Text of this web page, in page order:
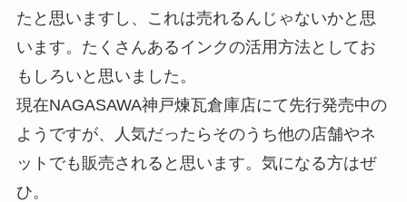
たと思いますし、これは売れるんじゃないかと思
います。たくさんあるインクの活用方法としてお
もしろいと思いました。
現在NAGASAWA神戸煉瓦倉庫店にて先行発売中の
ようですが、人気だったらそのうち他の店舗やネ
ットでも販売されると思います。気になる方はぜ
ひ。